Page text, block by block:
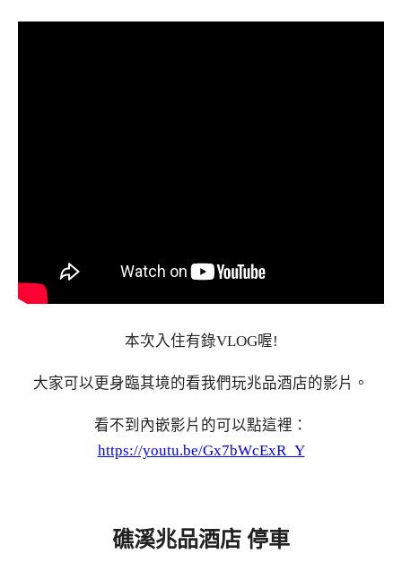
本次入住有錄VLOG喔!
大家可以更身臨其境的看我們玩兆品酒店的影片。
看不到內嵌影片的可以點這裡：
https://youtu.be/Gx7bWcExR_Y
礁溪兆品酒店 停車